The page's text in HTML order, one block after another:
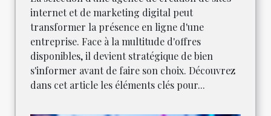
internet et de marketing digital peut
transformer la présence en ligne d'une
entreprise. Face à la multitude d'offres
disponibles, il devient stratégique de bien
s'informer avant de faire son choix. Découvrez
dans cet article les éléments clés pour...